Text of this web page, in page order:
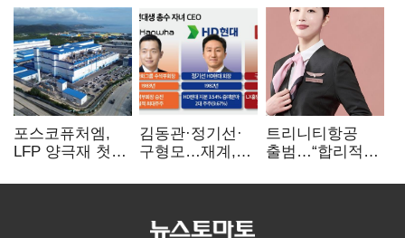
포스코퓨처엠,
LFP 양극재 첫
ESS 시장 공략
김동관·정기선·
구형모…재계,
전성시대
트리니티항공
출범…“합리적
서비스로 승부”